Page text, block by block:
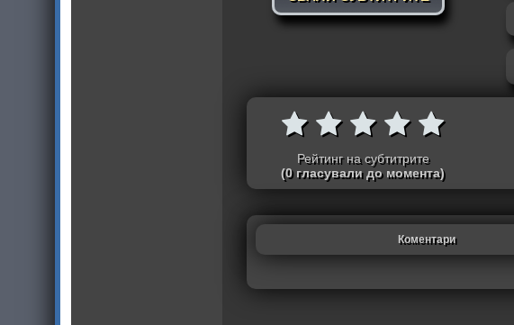
Рейтинг на субтитрите
(0 гласували до момента)
Коментари